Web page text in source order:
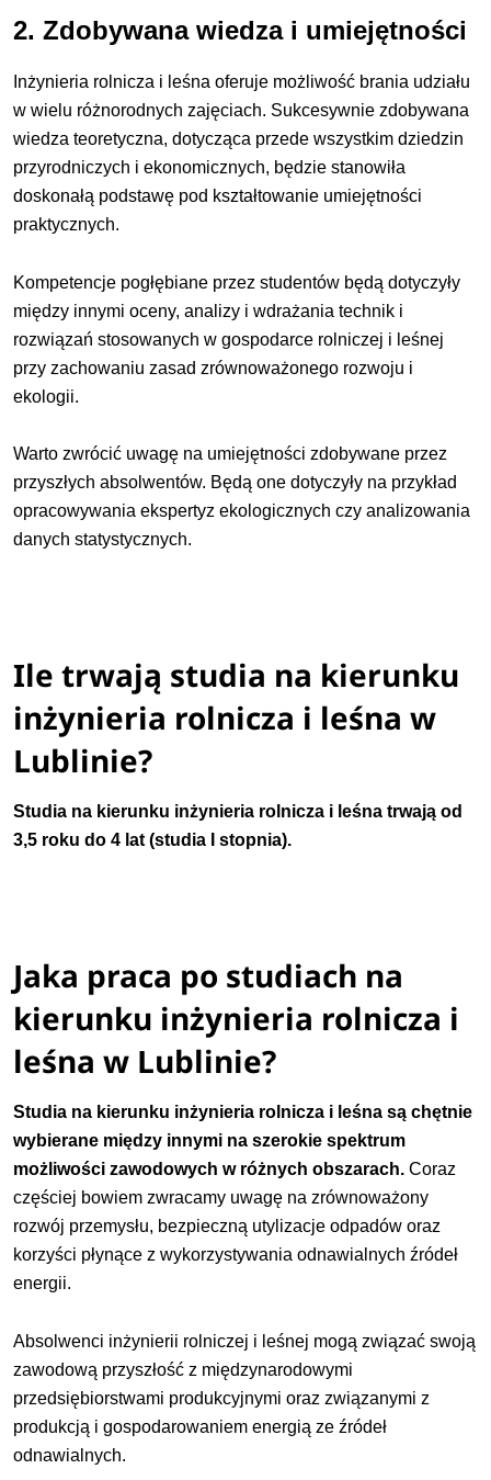
2. Zdobywana wiedza i umiejętności
Inżynieria rolnicza i leśna oferuje możliwość brania udziału
w wielu różnorodnych zajęciach. Sukcesywnie zdobywana
wiedza teoretyczna, dotycząca przede wszystkim dziedzin
przyrodniczych i ekonomicznych, będzie stanowiła
doskonałą podstawę pod kształtowanie umiejętności
praktycznych.
Kompetencje pogłębiane przez studentów będą dotyczyły
między innymi oceny, analizy i wdrażania technik i
rozwiązań stosowanych w gospodarce rolniczej i leśnej
przy zachowaniu zasad zrównoważonego rozwoju i
ekologii.
Warto zwrócić uwagę na umiejętności zdobywane przez
przyszłych absolwentów. Będą one dotyczyły na przykład
opracowywania ekspertyz ekologicznych czy analizowania
danych statystycznych.
Ile trwają studia na kierunku
inżynieria rolnicza i leśna w
Lublinie?
Studia na kierunku inżynieria rolnicza i leśna trwają od
3,5 roku do 4 lat (studia I stopnia).
Jaka praca po studiach na
kierunku inżynieria rolnicza i
leśna w Lublinie?
Studia na kierunku inżynieria rolnicza i leśna są chętnie
wybierane między innymi na szerokie spektrum
możliwości zawodowych w różnych obszarach. Coraz
częściej bowiem zwracamy uwagę na zrównoważony
rozwój przemysłu, bezpieczną utylizacje odpadów oraz
korzyści płynące z wykorzystywania odnawialnych źródeł
energii.
Absolwenci inżynierii rolniczej i leśnej mogą związać swoją
zawodową przyszłość z międzynarodowymi
przedsiębiorstwami produkcyjnymi oraz związanymi z
produkcją i gospodarowaniem energią ze źródeł
odnawialnych.